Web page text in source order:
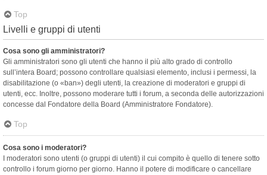
Top
Livelli e gruppi di utenti
Cosa sono gli amministratori?
Gli amministratori sono gli utenti che hanno il più alto grado di controllo
sull’intera Board; possono controllare qualsiasi elemento, inclusi i permessi, la
disabilitazione (o «ban») degli utenti, la creazione di moderatori e gruppi di
utenti, ecc. Inoltre, possono moderare tutti i forum, a seconda delle autorizzazioni
concesse dal Fondatore della Board (Amministratore Fondatore).
Top
Cosa sono i moderatori?
I moderatori sono utenti (o gruppi di utenti) il cui compito è quello di tenere sotto
controllo i forum giorno per giorno. Hanno il potere di modificare o cancellare